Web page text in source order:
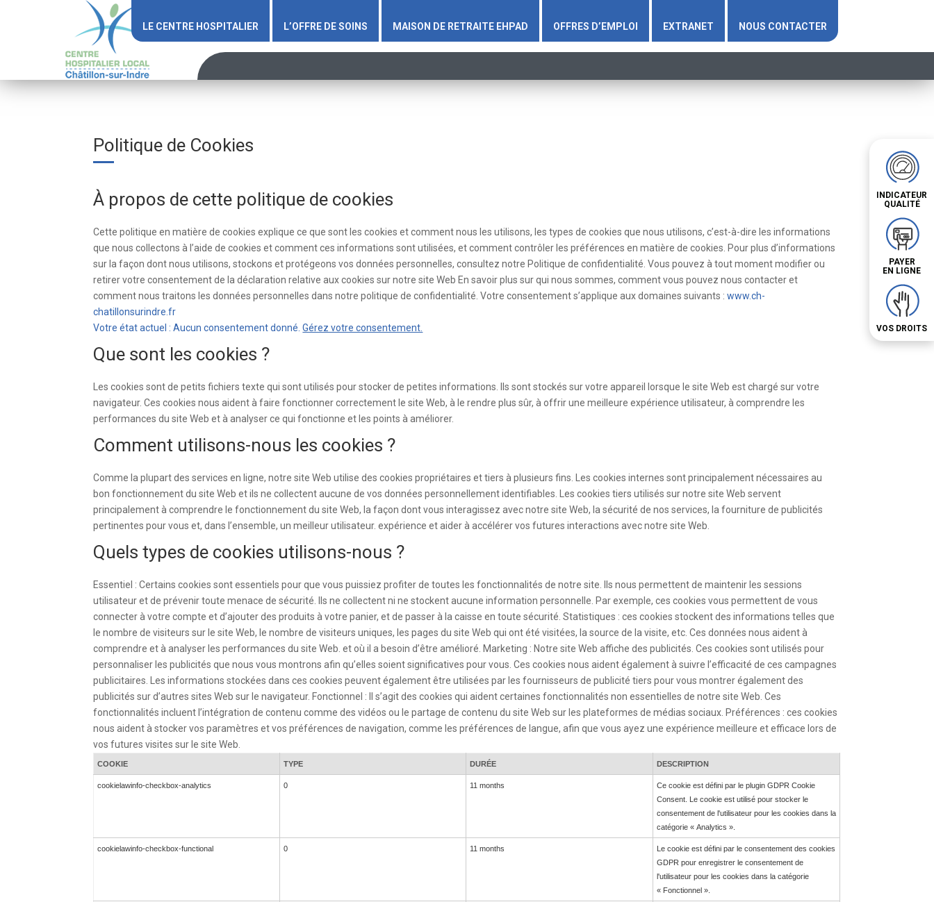
LE CENTRE HOSPITALIER L’OFFRE DE SOINS MAISON DE RETRAITE EHPAD OFFRES D’EMPLOI EXTRANET NOUS CONTACTER
Politique de Cookies
À propos de cette politique de cookies
Cette politique en matière de cookies explique ce que sont les cookies et comment nous les utilisons, les types de cookies que nous utilisons, c’est-à-dire les informations
que nous collectons à l’aide de cookies et comment ces informations sont utilisées, et comment contrôler les préférences en matière de cookies. Pour plus d’informations
sur la façon dont nous utilisons, stockons et protégeons vos données personnelles, consultez notre Politique de confidentialité. Vous pouvez à tout moment modifier ou
retirer votre consentement de la déclaration relative aux cookies sur notre site Web En savoir plus sur qui nous sommes, comment vous pouvez nous contacter et
comment nous traitons les données personnelles dans notre politique de confidentialité. Votre consentement s’applique aux domaines suivants :www.ch-
chatillonsurindre.fr
Votre état actuel : Aucun consentement donné.Gérez votre consentement.
Que sont les cookies ?
Les cookies sont de petits fichiers texte qui sont utilisés pour stocker de petites informations. Ils sont stockés sur votre appareil lorsque le site Web est chargé sur votre
navigateur. Ces cookies nous aident à faire fonctionner correctement le site Web, à le rendre plus sûr, à offrir une meilleure expérience utilisateur, à comprendre les
performances du site Web et à analyser ce qui fonctionne et les points à améliorer.
Comment utilisons-nous les cookies ?
Comme la plupart des services en ligne, notre site Web utilise des cookies propriétaires et tiers à plusieurs fins. Les cookies internes sont principalement nécessaires au
bon fonctionnement du site Web et ils ne collectent aucune de vos données personnellement identifiables. Les cookies tiers utilisés sur notre site Web servent
principalement à comprendre le fonctionnement du site Web, la façon dont vous interagissez avec notre site Web, la sécurité de nos services, la fourniture de publicités
pertinentes pour vous et, dans l’ensemble, un meilleur utilisateur. expérience et aider à accélérer vos futures interactions avec notre site Web.
Quels types de cookies utilisons-nous ?
Essentiel : Certains cookies sont essentiels pour que vous puissiez profiter de toutes les fonctionnalités de notre site. Ils nous permettent de maintenir les sessions
utilisateur et de prévenir toute menace de sécurité. Ils ne collectent ni ne stockent aucune information personnelle. Par exemple, ces cookies vous permettent de vous
connecter à votre compte et d’ajouter des produits à votre panier, et de passer à la caisse en toute sécurité. Statistiques : ces cookies stockent des informations telles que
le nombre de visiteurs sur le site Web, le nombre de visiteurs uniques, les pages du site Web qui ont été visitées, la source de la visite, etc. Ces données nous aident à
comprendre et à analyser les performances du site Web. et où il a besoin d’être amélioré. Marketing : Notre site Web affiche des publicités. Ces cookies sont utilisés pour
personnaliser les publicités que nous vous montrons afin qu’elles soient significatives pour vous. Ces cookies nous aident également à suivre l’efficacité de ces campagnes
publicitaires. Les informations stockées dans ces cookies peuvent également être utilisées par les fournisseurs de publicité tiers pour vous montrer également des
publicités sur d’autres sites Web sur le navigateur. Fonctionnel : Il s’agit des cookies qui aident certaines fonctionnalités non essentielles de notre site Web. Ces
fonctionnalités incluent l’intégration de contenu comme des vidéos ou le partage de contenu du site Web sur les plateformes de médias sociaux. Préférences : ces cookies
nous aident à stocker vos paramètres et vos préférences de navigation, comme les préférences de langue, afin que vous ayez une expérience meilleure et efficace lors de
vos futures visites sur le site Web.
COOKIE TYPE DURÉE DESCRIPTION
cookielawinfo-checkbox-analytics 0 11 months
Ce cookie est défini par le plugin GDPR Cookie
Consent. Le cookie est utilisé pour stocker le
consentement de l'utilisateur pour les cookies dans la
catégorie « Analytics ».
cookielawinfo-checkbox-functional 0 11 months
Le cookie est défini par le consentement des cookies
GDPR pour enregistrer le consentement de
l'utilisateur pour les cookies dans la catégorie
« Fonctionnel ».
INDICATEUR
QUALITÉ
PAYER
EN LIGNE
VOS DROITS